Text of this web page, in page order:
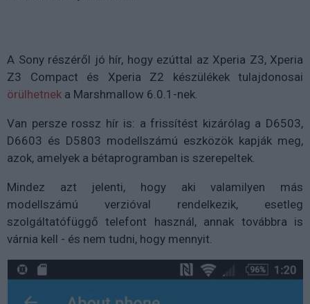
A Sony részéről jó hír, hogy ezúttal az Xperia Z3, Xperia
Z3 Compact és Xperia Z2 készülékek tulajdonosai
örülhetnek a Marshmallow 6.0.1-nek.
Van persze rossz hír is: a frissítést kizárólag a D6503,
D6603 és D5803 modellszámú eszközök kapják meg,
azok, amelyek a bétaprogramban is szerepeltek.
Mindez azt jelenti, hogy aki valamilyen más
modellszámú verzióval rendelkezik, esetleg
szolgáltatófüggő telefont használ, annak továbbra is
várnia kell - és nem tudni, hogy mennyit.